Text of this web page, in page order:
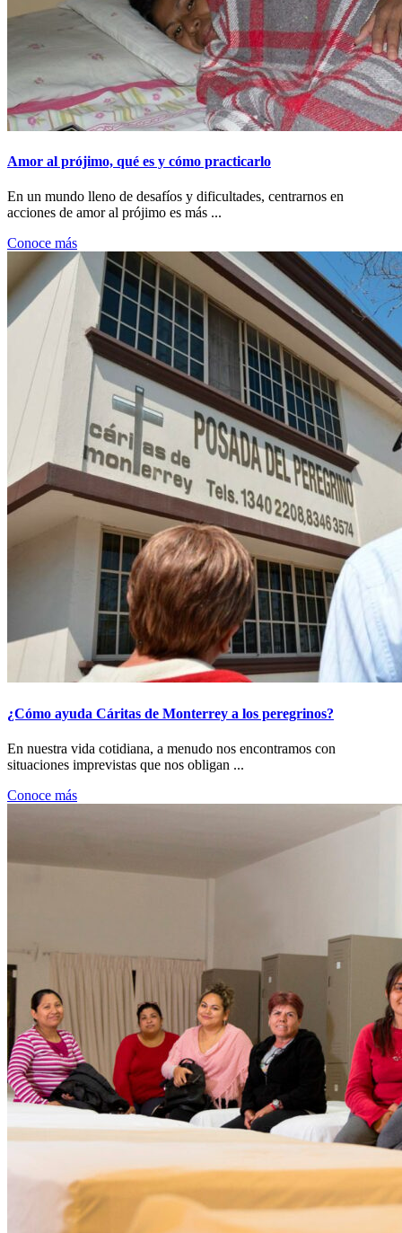
Amor al prójimo, qué es y cómo practicarlo
En un mundo lleno de desafíos y dificultades, centrarnos en
acciones de amor al prójimo es más ...
Conoce más
¿Cómo ayuda Cáritas de Monterrey a los peregrinos?
En nuestra vida cotidiana, a menudo nos encontramos con
situaciones imprevistas que nos obligan ...
Conoce más